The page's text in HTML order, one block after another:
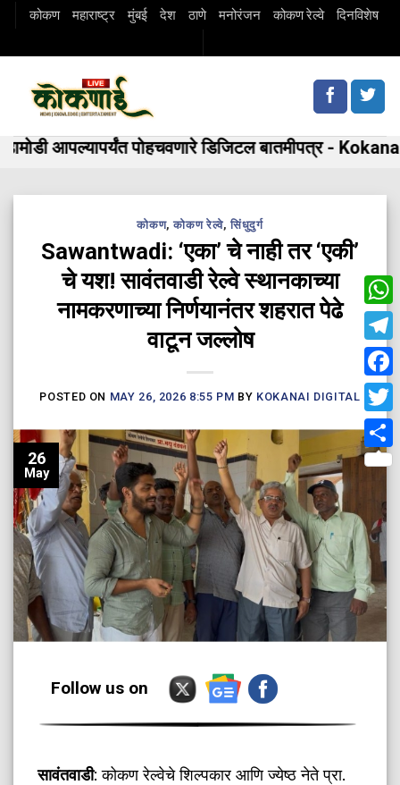
Skipकोकण महाराष्ट्र मुंबई देश ठाणे मनोरंजन कोकण रेल्वे दिनविशेष
आपल्यापर्यंत पोहचवणारे डिजिटल बातमीपत्र - Kokanai
कोकण,कोकण रेल्वे,सिंधुदुर्ग
Sawantwadi: ‘एका’ चे नाही तर ‘एकी’
चे यश! सावंतवाडी रेल्वे स्थानकाच्या
नामकरणाच्या निर्णयानंतर शहरात पेढे
वाटून जल्लोष
POSTED ON MAY 26, 2026 8:55 PM BY KOKANAI DIGITAL
26
May
Follow us on
सावंतवाडी: कोकण रेल्वेचे शिल्पकार आणि ज्येष्ठ नेते प्रा.